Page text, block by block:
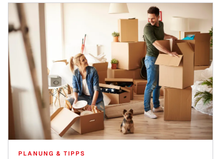
PLANUNG & TIPPS